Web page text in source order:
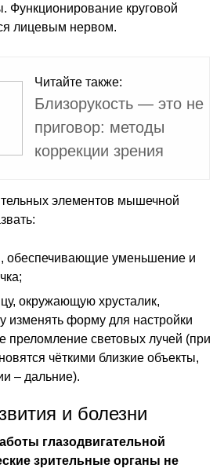
Функционирование круговой
лицевым нервом.
Читайте также:
Близорукость — это не
приговор: методы
коррекции зрения
элементов мышечной
уменьшение и
окружающую хрусталик,
форму для настройки
преломление световых лучей (при
чёткими близкие объекты,
– дальние).
и болезни
глазодвигательной
зрительные органы не